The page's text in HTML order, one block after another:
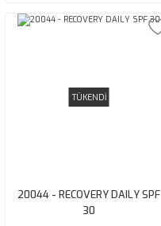
TÜKENDİ
20044 - RECOVERY DAILY SPF
30